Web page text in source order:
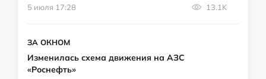
5 июля 17:28 13.1K
ЗА ОКНОМ
Изменилась схема движения на АЗС
«Роснефть»